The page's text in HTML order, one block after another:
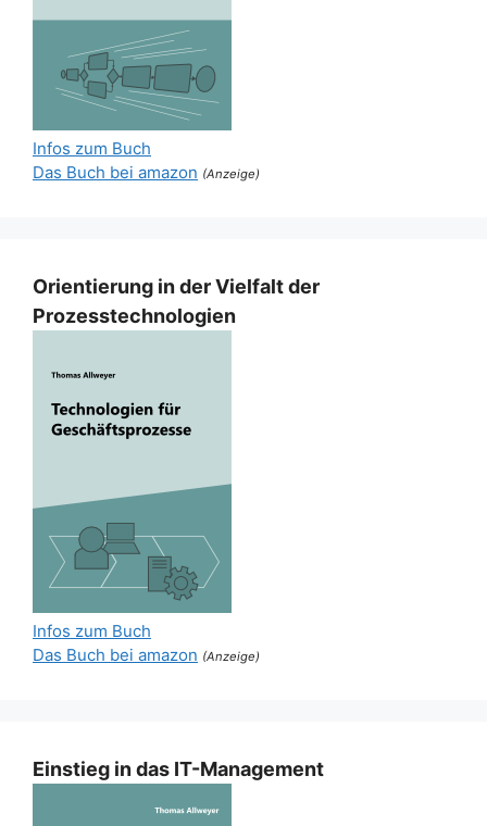
Infos zum Buch
Das Buch bei amazon (Anzeige)
Orientierung in der Vielfalt der
Prozesstechnologien
Infos zum Buch
Das Buch bei amazon (Anzeige)
Einstieg in das IT-Management